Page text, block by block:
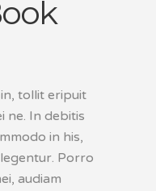
tollit eripuit
ne. In debitis
in his,
Porro
audiam